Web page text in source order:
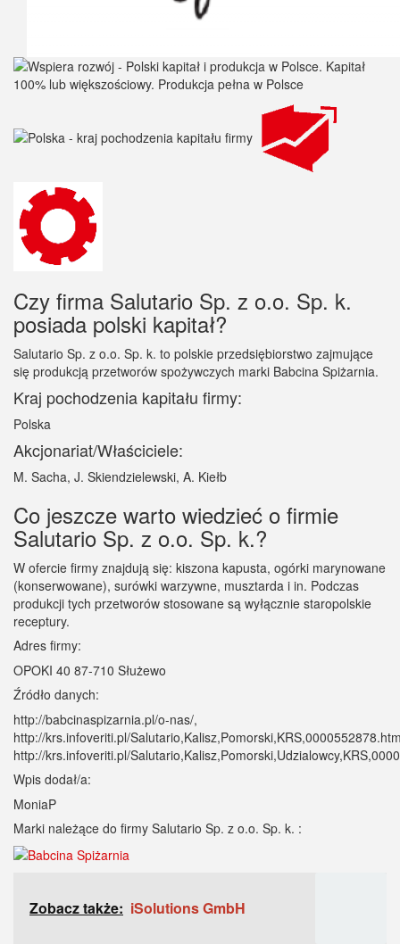
Czy firma Salutario Sp. z o.o. Sp. k.
posiada polski kapitał?
Salutario Sp. z o.o. Sp. k. to polskie przedsiębiorstwo zajmujące
się produkcją przetworów spożywczych marki Babcina Spiżarnia.
Kraj pochodzenia kapitału firmy:
Polska
Akcjonariat/Właściciele:
M. Sacha, J. Skiendzielewski, A. Kiełb
Co jeszcze warto wiedzieć o firmie
Salutario Sp. z o.o. Sp. k.?
W ofercie firmy znajdują się: kiszona kapusta, ogórki marynowane
(konserwowane), surówki warzywne, musztarda i in. Podczas
produkcji tych przetworów stosowane są wyłącznie staropolskie
receptury.
Adres firmy:
OPOKI 40 87-710 Służewo
Źródło danych:
http://babcinaspizarnia.pl/o-nas/,
http://krs.infoveriti.pl/
http://krs.infoveriti.pl/
Wpis dodał/a:
MoniaP
Marki należące do firmy Salutario Sp. z o.o. Sp. k. :
Zobacz także: iSolutions GmbH